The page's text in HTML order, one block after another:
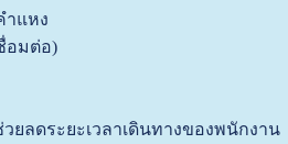
ำแหง
อมต่อ)
ยลดระยะเวลาเดินทางของพนักงาน